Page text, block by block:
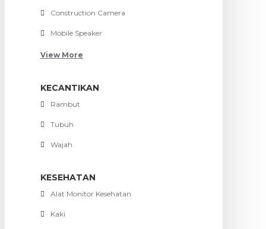
Construction Camera
Mobile Speaker
View More
KECANTIKAN
Rambut
Tubuh
Wajah
KESEHATAN
Alat Monitor Kesehatan
Kaki